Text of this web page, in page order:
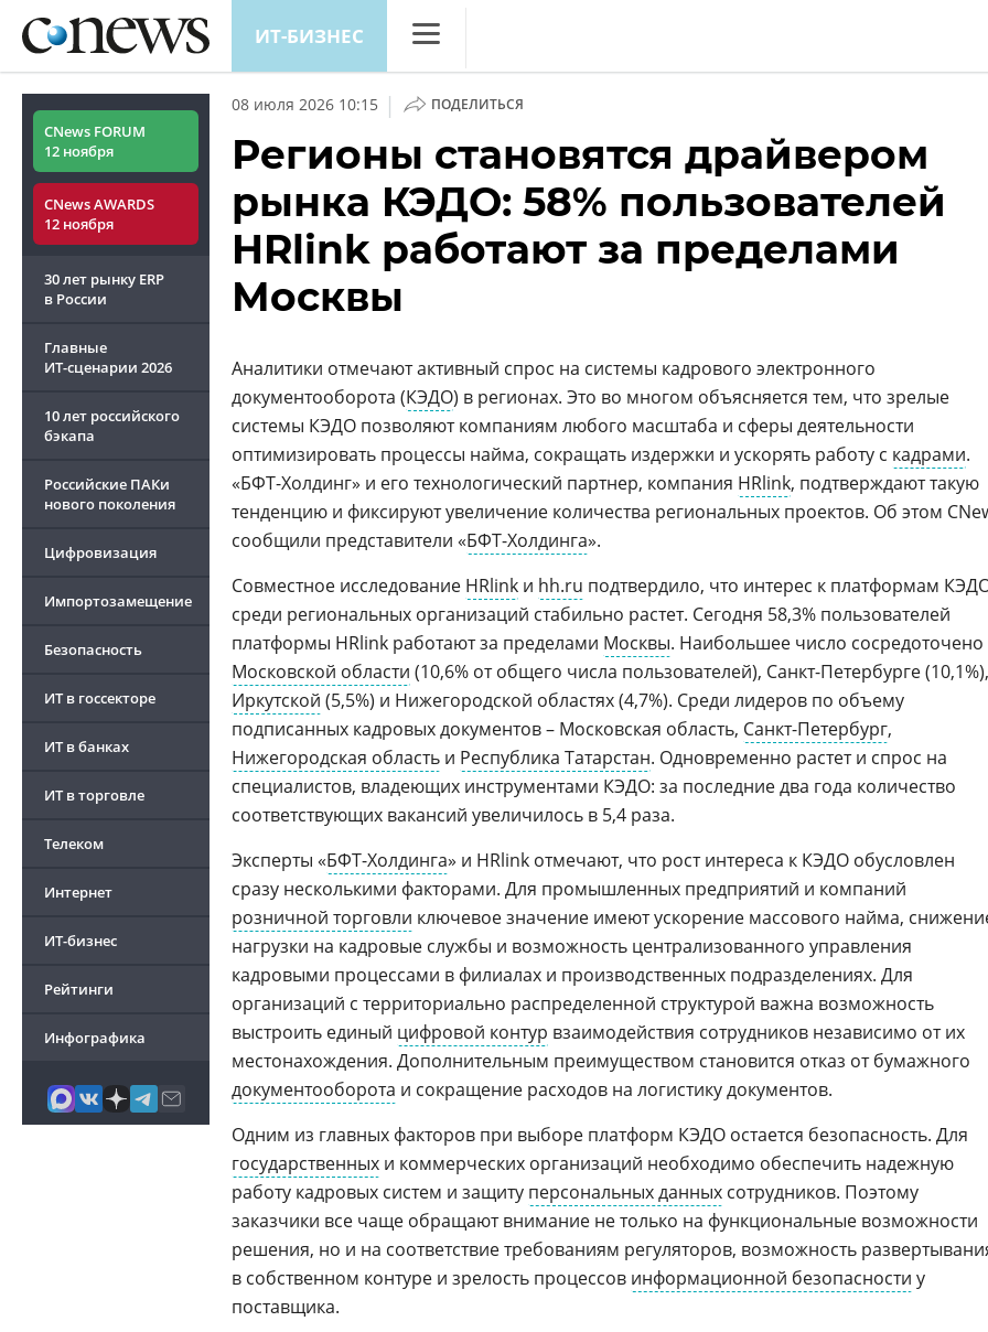
ИТ-БИЗНЕС
Конференции
Маркет
Техника
CNews FORUM
12 ноября
CNews AWARDS
12 ноября
30 лет рынку ERP
в России
Главные
ИТ-сценарии 2026
10 лет российского
бэкапа
Российские ПАКи
нового поколения
Цифровизация
Импортозамещение
Безопасность
ИТ в госсекторе
ИТ в банках
ИТ в торговле
Телеком
Интернет
ИТ-бизнес
Рейтинги
Инфографика
08 июля 2026 10:15 | ПОДЕЛИТЬСЯ
Регионы становятся драйвером
рынка КЭДО: 58% пользователей
HRlink работают за пределами
Москвы
Аналитики отмечают активный спрос на системы кадрового электронного
документооборота (КЭДО) в регионах. Это во многом объясняется тем, что зрелые
системы КЭДО позволяют компаниям любого масштаба и сферы деятельности
оптимизировать процессы найма, сокращать издержки и ускорять работу с кадрами.
«БФТ-Холдинг» и его технологический партнер, компания HRlink, подтверждают такую
тенденцию и фиксируют увеличение количества региональных проектов. Об этом
сообщили представители «БФТ-Холдинга».
Совместное исследование HRlink и hh.ru подтвердило, что интерес к платформам
среди региональных организаций стабильно растет. Сегодня 58,3% пользователей
платформы HRlink работают за пределами Москвы. Наибольшее число сосредоточено
Московской области (10,6% от общего числа пользователей), Санкт-Петербурге (10,1%),
Иркутской (5,5%) и Нижегородской областях (4,7%). Среди лидеров по объему
подписанных кадровых документов – Московская область, Санкт-Петербург,
Нижегородская область и Республика Татарстан. Одновременно растет и спрос на
специалистов, владеющих инструментами КЭДО: за последние два года количество
соответствующих вакансий увеличилось в 5,4 раза.
Эксперты «БФТ-Холдинга» и HRlink отмечают, что рост интереса к КЭДО обусловлен
сразу несколькими факторами. Для промышленных предприятий и компаний
розничной торговли ключевое значение имеют ускорение массового найма,
нагрузки на кадровые службы и возможность централизованного управления
кадровыми процессами в филиалах и производственных подразделениях. Для
организаций с территориально распределенной структурой важна возможность
выстроить единый цифровой контур взаимодействия сотрудников независимо от их
местонахождения. Дополнительным преимуществом становится отказ от бумажного
документооборота и сокращение расходов на логистику документов.
Одним из главных факторов при выборе платформ КЭДО остается безопасность. Для
государственных и коммерческих организаций необходимо обеспечить надежную
работу кадровых систем и защиту персональных данных сотрудников. Поэтому
заказчики все чаще обращают внимание не только на функциональные возможности
решения, но и на соответствие требованиям регуляторов, возможность
в собственном контуре и зрелость процессов информационной безопасности у
поставщика.